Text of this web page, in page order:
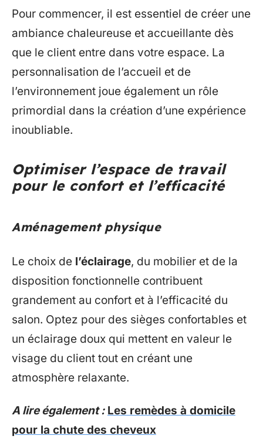
Pour commencer, il est essentiel de créer une
ambiance chaleureuse et accueillante dès
que le client entre dans votre espace. La
personnalisation de l’accueil et de
l’environnement joue également un rôle
primordial dans la création d’une expérience
inoubliable.
Optimiser l’espace de travail
pour le confort et l’efficacité
Aménagement physique
Le choix de l’éclairage, du mobilier et de la
disposition fonctionnelle contribuent
grandement au confort et à l’efficacité du
salon. Optez pour des sièges confortables et
un éclairage doux qui mettent en valeur le
visage du client tout en créant une
atmosphère relaxante.
A lire également : Les remèdes à domicile
pour la chute des cheveux